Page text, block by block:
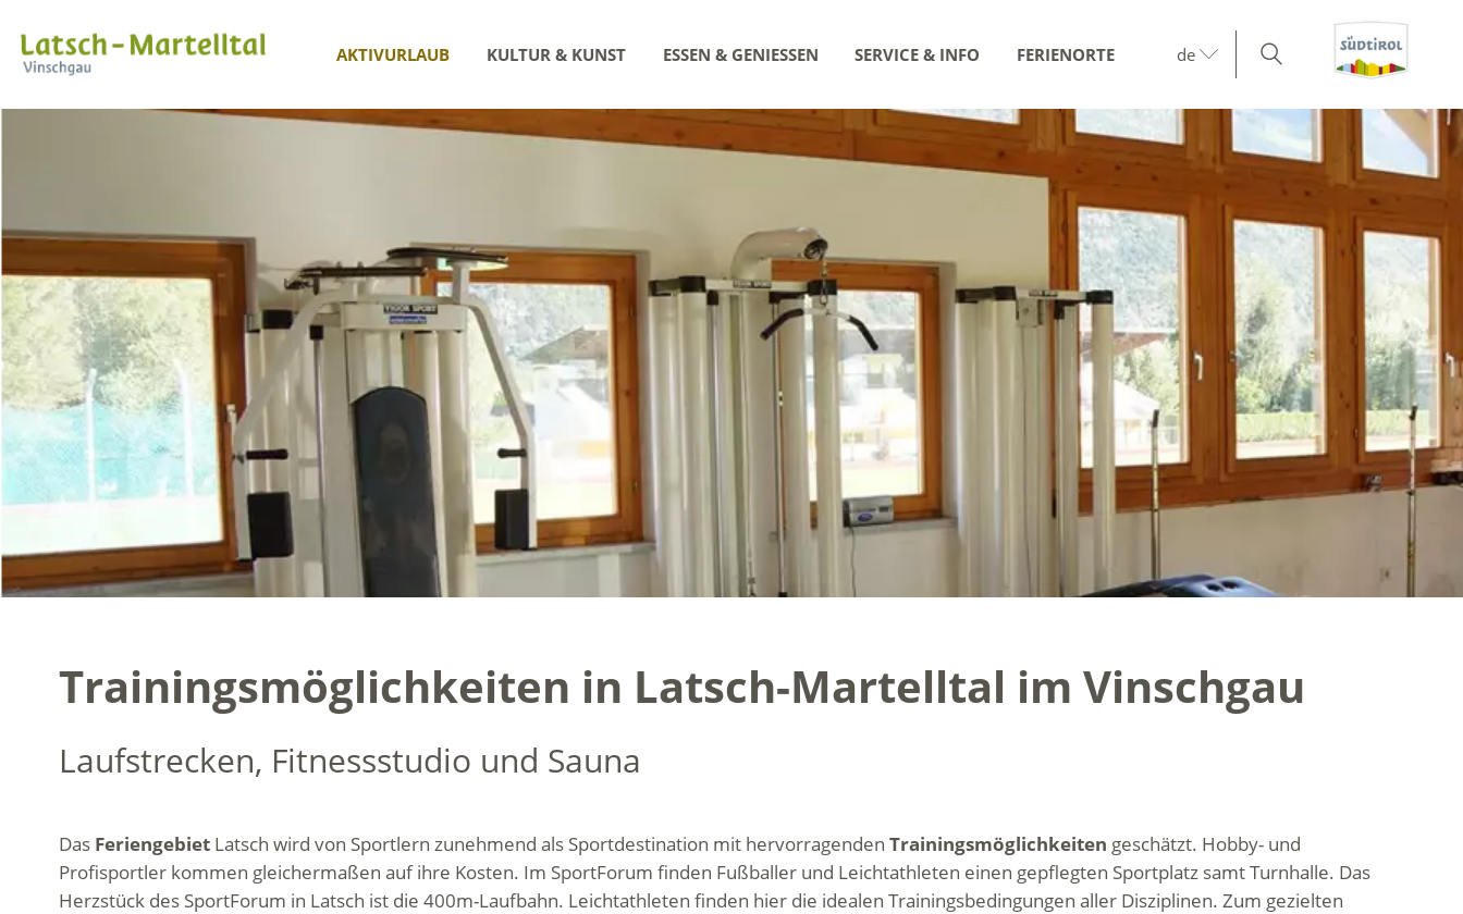
AKTIVURLAUB KULTUR & KUNST ESSEN & GENIESSEN SERVICE & INFO FERIENORTE de
Trainingsmöglichkeiten in Latsch-Martelltal im Vinschgau
Laufstrecken, Fitnessstudio und Sauna
DasFeriengebietLatsch wird von Sportlern zunehmend als Sportdestination mit hervorragenden Trainingsmöglichkeiten geschätzt. Hobby- und
Profisportler kommen gleichermaßen auf ihre Kosten. Im SportForum finden Fußballer und Leichtathleten einen gepflegten Sportplatz samt Turnhalle. Das
Herzstück des SportForum in Latsch ist die 400m-Laufbahn. Leichtathleten finden hier die idealen Trainingsbedingungen aller Disziplinen. Zum gezielten